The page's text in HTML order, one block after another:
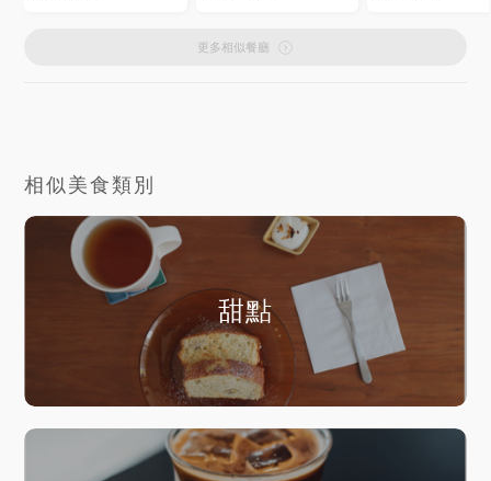
更多相似餐廳
相似美食類別
甜點